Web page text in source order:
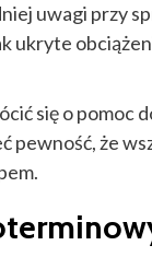
uwagi przy
ukryte
się o pomoc
pewność, że